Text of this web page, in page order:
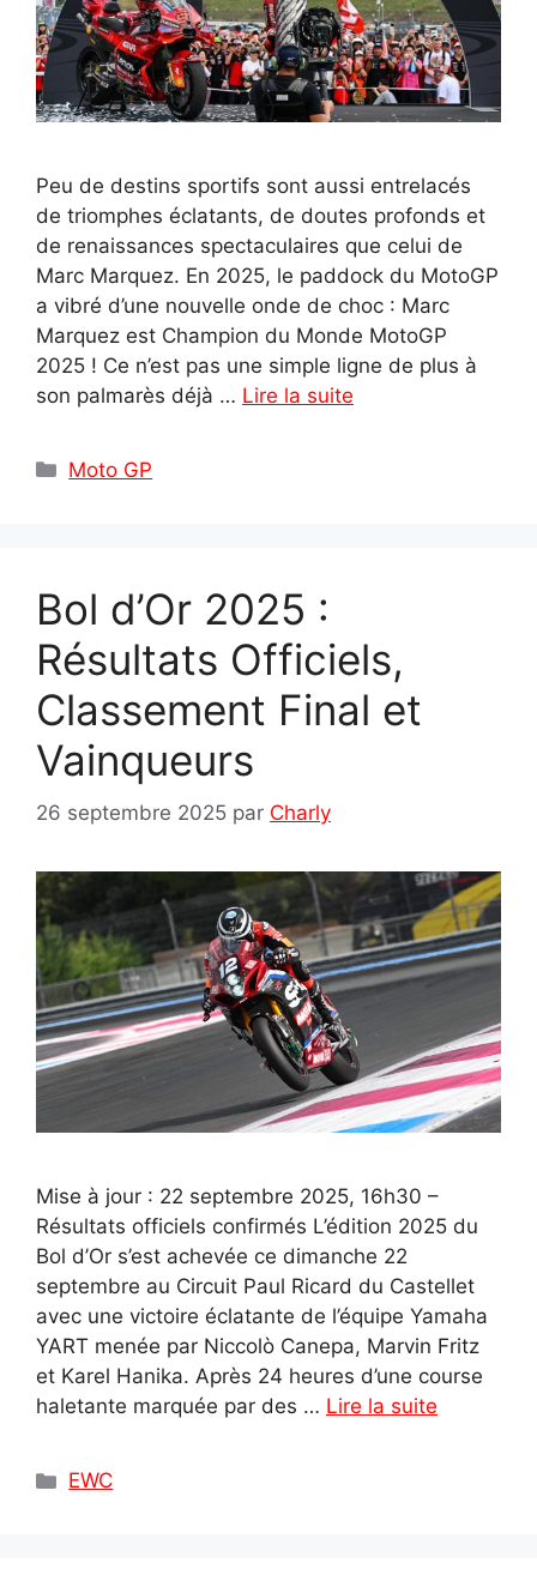
Peu de destins sportifs sont aussi entrelacés
de triomphes éclatants, de doutes profonds et
de renaissances spectaculaires que celui de
Marc Marquez. En 2025, le paddock du MotoGP
a vibré d’une nouvelle onde de choc : Marc
Marquez est Champion du Monde MotoGP
2025 ! Ce n’est pas une simple ligne de plus à
son palmarès déjà … Lire la suite
Catégories
Moto GP
Bol d’Or 2025 :
Résultats Officiels,
Classement Final et
Vainqueurs
26 septembre 2025 par Charly
Mise à jour : 22 septembre 2025, 16h30 –
Résultats officiels confirmés L’édition 2025 du
Bol d’Or s’est achevée ce dimanche 22
septembre au Circuit Paul Ricard du Castellet
avec une victoire éclatante de l’équipe Yamaha
YART menée par Niccolò Canepa, Marvin Fritz
et Karel Hanika. Après 24 heures d’une course
haletante marquée par des … Lire la suite
Catégories
EWC